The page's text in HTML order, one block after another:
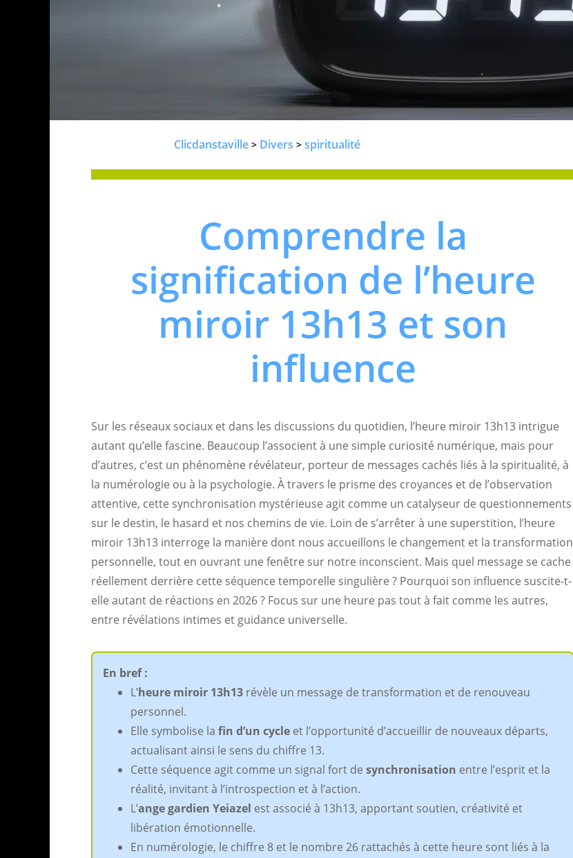
Clicdanstaville > Divers >spiritualité
Comprendre la
signification de l’heure
miroir 13h13 et son
influence
Sur les réseaux sociaux et dans les discussions du quotidien, l’heure miroir 13h13 intrigue
autant qu’elle fascine. Beaucoup l’associent à une simple curiosité numérique, mais pour
d’autres, c’est un phénomène révélateur, porteur de messages cachés liés à la spiritualité, à
la numérologie ou à la psychologie. À travers le prisme des croyances et de l’observation
attentive, cette synchronisation mystérieuse agit comme un catalyseur de questionnements
sur le destin, le hasard et nos chemins de vie. Loin de s’arrêter à une superstition, l’heure
miroir 13h13 interroge la manière dont nous accueillons le changement et la transformation
personnelle, tout en ouvrant une fenêtre sur notre inconscient. Mais quel message se cache
réellement derrière cette séquence temporelle singulière ? Pourquoi son influence suscite-t-
elle autant de réactions en 2026 ? Focus sur une heure pas tout à fait comme les autres,
entre révélations intimes et guidance universelle.
En bref :
L’heure miroir 13h13 révèle un message de transformation et de renouveau
personnel.
Elle symbolise la fin d’un cycle et l’opportunité d’accueillir de nouveaux départs,
actualisant ainsi le sens du chiffre 13.
Cette séquence agit comme un signal fort de synchronisation entre l’esprit et la
réalité, invitant à l’introspection et à l’action.
L’ange gardien Yeiazel est associé à 13h13, apportant soutien, créativité et
libération émotionnelle.
En numérologie, le chiffre 8 et le nombre 26 rattachés à cette heure sont liés à la